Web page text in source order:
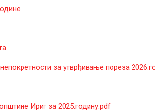
за утврђивање пореза
Ириг за 2025.годину.pdf